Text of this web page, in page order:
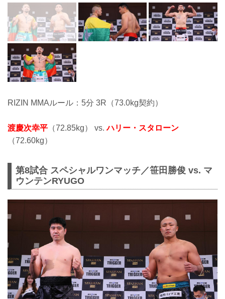
RIZIN MMAルール：5分 3R（73.0kg契約）
渡慶次幸平 （72.85kg） vs.ハリー・スタローン
（72.60kg）
第8試合 スペシャルワンマッチ／笹田勝俊 vs. マ
ウンテンRYUGO